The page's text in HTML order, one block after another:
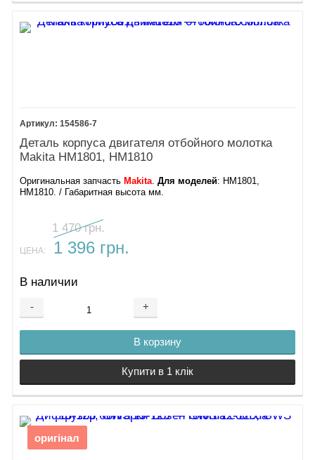
154586-7
Деталь корпуса двигателя отбойного молотка
Makita HM1801, HM1810
Оригинальная запчасть Makita .Для моделей: HM1801,
HM1810. / Габаритная высота мм.
1 470 грн.
ЦЕНА: 1 396 грн.
В наличии
- +
В корзину
Купити в 1 клік
оригінал